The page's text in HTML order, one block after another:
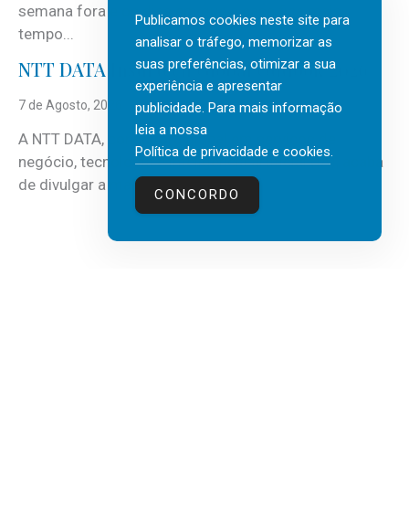
semana fora e os dias em que a casa fica mais
tempo...
NTT DATA Insurtech Global Outlook 2026
7 de Agosto, 2026
A NTT DATA, consultora global em serviços de
negócio, tecnologia e inteligência artificial (IA), acaba
de divulgar a mais recente...
Publicamos cookies neste site para
analisar o tráfego, memorizar as
suas preferências, otimizar a sua
experiência e apresentar
publicidade. Para mais informação
leia a nossa
Política de privacidade e cookies.
CONCORDO